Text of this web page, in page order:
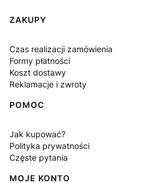
Linki w stopce
ZAKUPY
Czas realizacji zamówienia
Formy płatności
Koszt dostawy
Reklamacje i zwroty
POMOC
Jak kupować?
Polityka prywatności
Częste pytania
MOJE KONTO